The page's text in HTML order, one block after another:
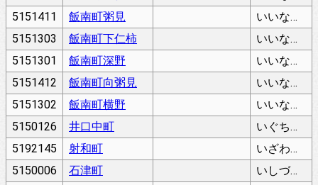
5151411
飯南町粥見
いいなんちょうかゆみ
5151303
飯南町下仁柿
いいなんちょうしもにがき
5151301
飯南町深野
いいなんちょうふかの
5151412
飯南町向粥見
いいなんちょうむこうかゆみ
5151302
飯南町横野
いいなんちょうよこの
5150126
井口中町
いぐちなかちょう
5192145
射和町
いざわちょう
5150006
石津町
いしづちょう